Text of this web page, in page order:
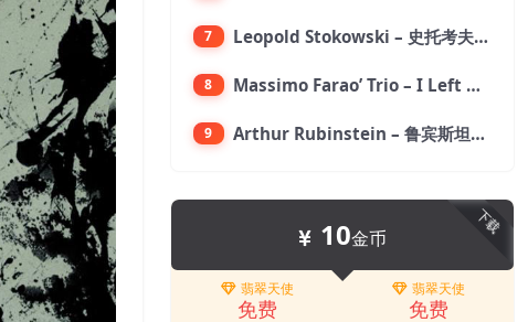
7 Leopold Stokowski – 史托考夫斯基：狂想曲【176.4kHz／24bit】
8 Massimo Farao’ Trio – I Left My Heart In San Francisco (2.8MHz DSD)【2.8MHz／1bit】
9 Arthur Rubinstein – 鲁宾斯坦／勃拉姆斯：第一钢琴协奏曲【176.4kHz／24bit】
下载
10金币
翡翠天使
免费
翡翠天使
免费